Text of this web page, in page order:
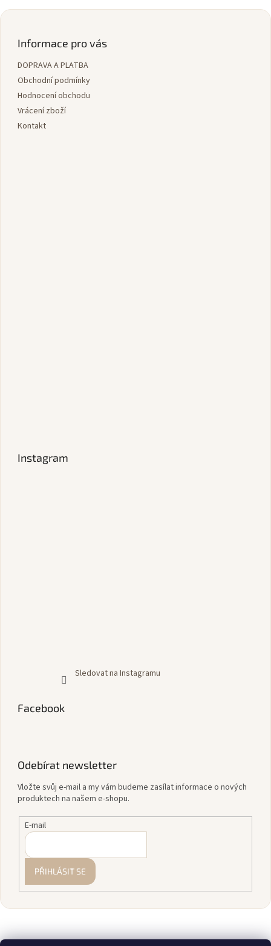
Z
Informace pro vás
DOPRAVA A PLATBA
Obchodní podmínky
Hodnocení obchodu
Vrácení zboží
Kontakt
Instagram
Sledovat na Instagramu
Facebook
Odebírat newsletter
Vložte svůj e-mail a my vám budeme zasílat informace o nových
produktech na našem e-shopu.
E-mail
PŘIHLÁSIT SE